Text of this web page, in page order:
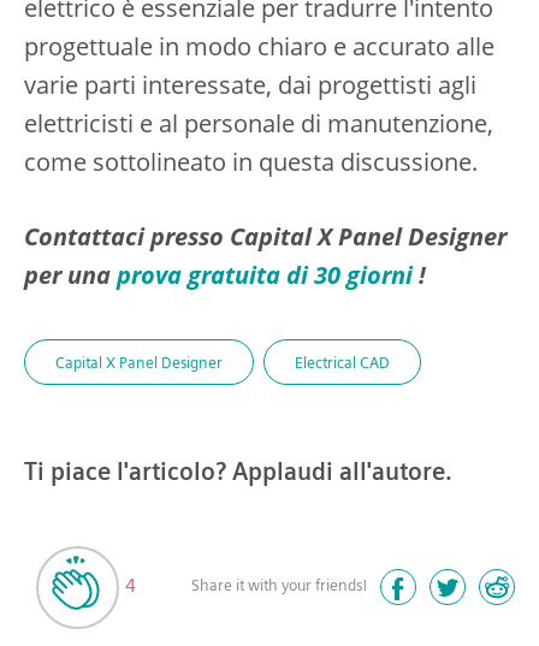
elettrico è essenziale per tradurre l'intento
progettuale in modo chiaro e accurato alle
varie parti interessate, dai progettisti agli
elettricisti e al personale di manutenzione,
come sottolineato in questa discussione.
Contattaci presso Capital X Panel Designer
per unaprova gratuita di 30 giorni!
Capital X Panel Designer Electrical CAD
Ti piace l'articolo? Applaudi all'autore.
4 Share it with your friends!